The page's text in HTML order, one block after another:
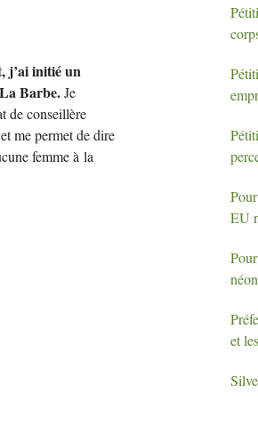
j’ai initié un
Barbe.Je
de conseillère
me permet de dire
femme à la
EU
et